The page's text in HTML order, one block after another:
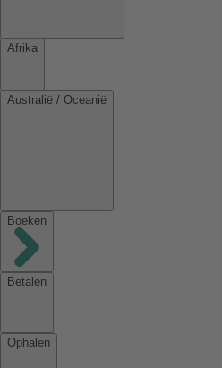
Afrika
Australië / Oceanië
Boeken
Betalen
Ophalen